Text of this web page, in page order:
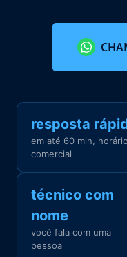
resposta
em até 60 min, horário
comercial
técnico com
nome
você fala com uma
pessoa